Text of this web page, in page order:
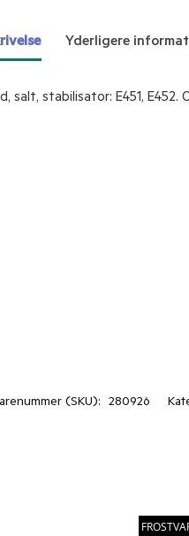
Yderligere
salt, stabilisator: E451,
(SKU): 280926